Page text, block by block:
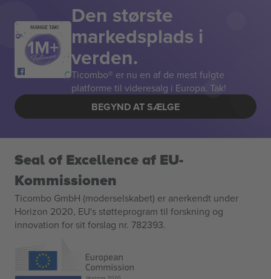
MANGE TAK! Den største
markedsplads i
verden.
Ticombo® er nu en af de mest fulgte
platforme til videresalg i Europa. Tak!
BEGYND AT SÆLGE
Seal of Excellence af EU-
Kommissionen
Ticombo GmbH (moderselskabet) er anerkendt under
Horizon 2020, EU's støtteprogram til forskning og
innovation for sit forslag nr. 782393.